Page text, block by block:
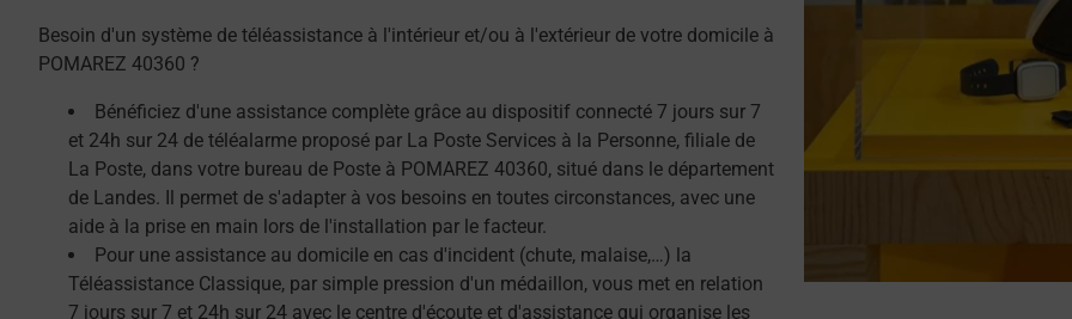
Besoin d'un système de téléassistance à l'intérieur et/ou à l'extérieur de votre domicile à
POMAREZ 40360 ?
Bénéficiez d'une assistance complète grâce au dispositif connecté 7 jours sur 7
et 24h sur 24 de téléalarme proposé par La Poste Services à la Personne, filiale de
La Poste, dans votre bureau de Poste à POMAREZ 40360, situé dans le département
de Landes. Il permet de s'adapter à vos besoins en toutes circonstances, avec une
aide à la prise en main lors de l'installation par le facteur.
Pour une assistance au domicile en cas d'incident (chute, malaise,…) la
Téléassistance Classique, par simple pression d'un médaillon, vous met en relation
7 jours sur 7 et 24h sur 24 avec le centre d'écoute et d'assistance qui organise les